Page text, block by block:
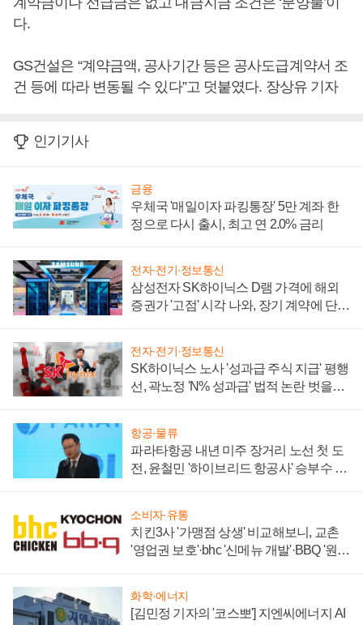
다.
GS건설은 “계약금액, 공사기간 등은 공사도급계약서 조
건 등에 따라 변동될 수 있다”고 덧붙였다. 장상유 기자
인기기사
금융
우체국 '매일이자 파킹통장' 5만 계좌 한
정으로 다시 출시, 최고 연 2.0% 금리
전자·전기·정보통신
삼성전자 SK하이닉스 D램 가격에 해외
증권가 '고점' 시각 나와, 장기 계약에 단점
전자·전기·정보통신
SK하이닉스 노사 '성과급 주식 지급' 평행
선, 곽노정 'N% 성과급' 법적 논란 벗을지
항공·물류
파라타항공 내년 미주 장거리 노선 첫 도
전, 윤철민 '하이브리드 항공사' 승부수 통
소비자·유통
치킨3사 '가맹점 상생' 비교해보니, 교촌
'영업권 보호'·bhc '신메뉴 개발'·BBQ '원가
화학·에너지
[김민정 기자의 '코스뽀'] 지엔씨에너지 AI